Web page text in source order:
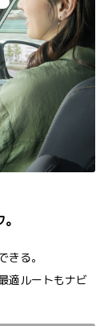
る。
適ルートもナビ